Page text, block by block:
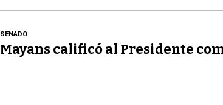
SENADO
Mayans calificó al Presidente